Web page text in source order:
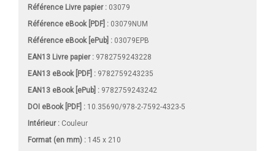
Référence Livre papier : 03079
Référence eBook [PDF] : 03079NUM
Référence eBook [ePub] : 03079EPB
EAN13 Livre papier : 9782759243228
EAN13 eBook [PDF] : 9782759243235
EAN13 eBook [ePub] : 9782759243242
DOI eBook [PDF] : 10.35690/978-2-7592-4323-5
Intérieur : Couleur
Format (en mm) : 145 x 210